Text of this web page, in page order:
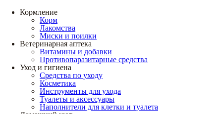
Кормление
Корм
Лакомства
Миски и поилки
Ветеринарная аптека
Витамины и добавки
Противопаразитарные средства
Уход и гигиена
Средства по уходу
Косметика
Инструменты для ухода
Туалеты и аксессуары
Наполнители для клетки и туалета